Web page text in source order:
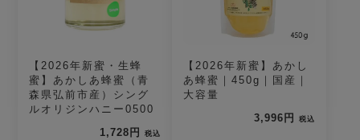
【2026年新蜜・生蜂
蜜】あかしあ蜂蜜（青
森県弘前市産）シング
ルオリジンハニー0500
1,728円
税込
【2026年新蜜】あかし
あ蜂蜜｜450g｜国産｜
大容量
3,996円
税込